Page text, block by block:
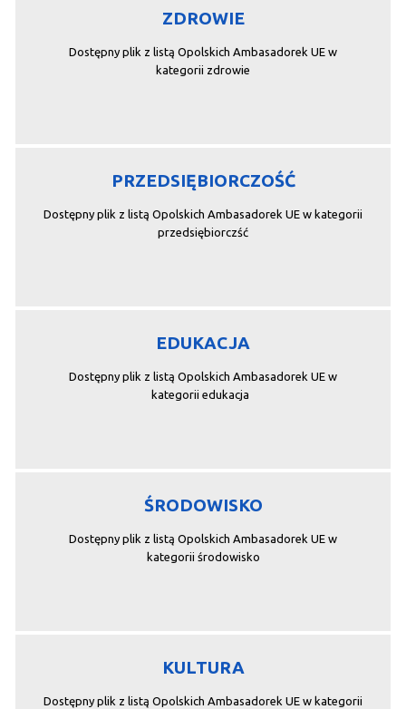
ZDROWIE
Dostępny plik z listą Opolskich Ambasadorek UE w
kategorii zdrowie
PRZEDSIĘBIORCZOŚĆ
Dostępny plik z listą Opolskich Ambasadorek UE w kategorii
przedsiębiorczść
EDUKACJA
Dostępny plik z listą Opolskich Ambasadorek UE w
kategorii edukacja
ŚRODOWISKO
Dostępny plik z listą Opolskich Ambasadorek UE w
kategorii środowisko
KULTURA
Dostępny plik z listą Opolskich Ambasadorek UE w kategorii